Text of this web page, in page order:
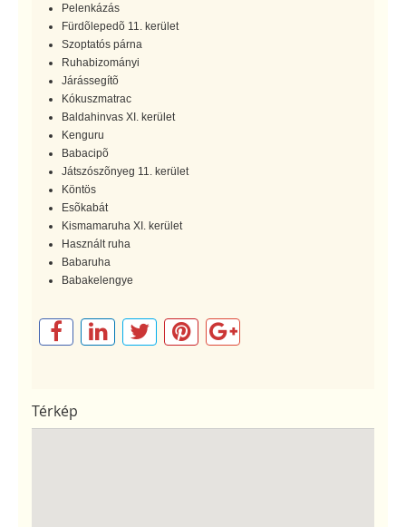
Pelenkázás
Fürdõlepedõ 11. kerület
Szoptatós párna
Ruhabizományi
Járássegítõ
Kókuszmatrac
Baldahinvas XI. kerület
Kenguru
Babacipõ
Játszószõnyeg 11. kerület
Köntös
Esõkabát
Kismamaruha XI. kerület
Használt ruha
Babaruha
Babakelengye
Térkép